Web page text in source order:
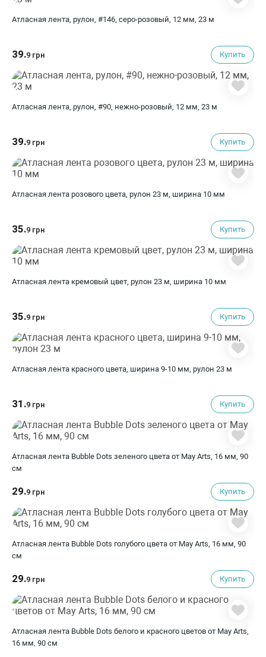
Атласная лента, рулон, #146, серо-розовый, 12 мм, 23 м
39.9 грн Купить
Атласная лента, рулон, #90, нежно-розовый, 12 мм, 23 м
39.9 грн Купить
Атласная лента розового цвета, рулон 23 м, ширина 10 мм
35.9 грн Купить
Атласная лента кремовый цвет, рулон 23 м, ширина 10 мм
35.9 грн Купить
Атласная лента красного цвета, ширина 9-10 мм, рулон 23 м
31.9 грн Купить
Атласная лента Bubble Dots зеленого цвета от May Arts, 16 мм, 90
cм
29.9 грн Купить
Атласная лента Bubble Dots голубого цвета от May Arts, 16 мм, 90
cм
29.9 грн Купить
Атласная лента Bubble Dots белого и красного цветов от May Arts,
16 мм, 90 cм